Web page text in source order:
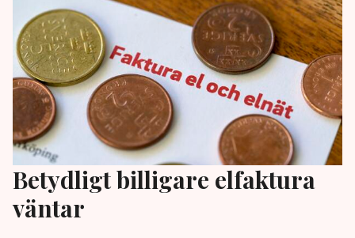
Betydligt billigare elfaktura
väntar